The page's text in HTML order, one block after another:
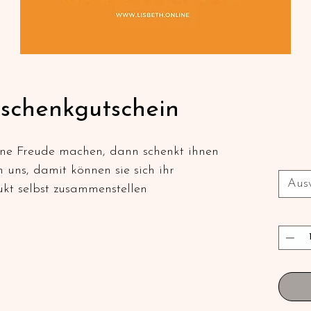
Freude machen, dann schenkt ihnen
uns, damit können sie sich ihr
selbst zusammenstellen